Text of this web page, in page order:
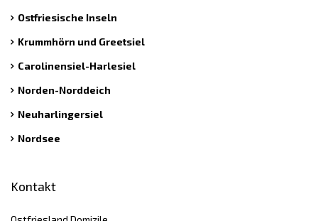
Ostfriesische Inseln
Krummhörn und Greetsiel
Carolinensiel-Harlesiel
Norden-Norddeich
Neuharlingersiel
Nordsee
Kontakt